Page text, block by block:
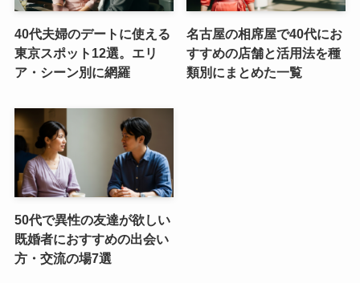
40代夫婦のデートに使える
東京スポット12選。エリ
ア・シーン別に網羅
名古屋の相席屋で40代にお
すすめの店舗と活用法を種
類別にまとめた一覧
50代で異性の友達が欲しい
既婚者におすすめの出会い
方・交流の場7選